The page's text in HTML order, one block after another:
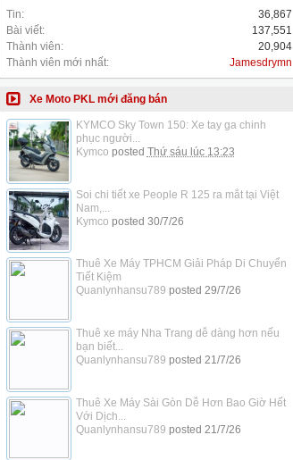
Tin:
36,867
Bài viết:
137,551
Thành viên:
20,904
Thành viên mới nhất:
Jamesdrymn
Xe Moto PKL mới đăng bán
KYMCO Sky Town 150: Xe tay ga chinh
phục người...
Kymco posted Thứ sáu lúc 13:23
Soi chi tiết xe People R 125 ra mắt tại Việt
Nam,...
Kymco posted 30/7/26
Thuê Xe Máy TPHCM Giải Pháp Di Chuyển
Tiết Kiệm
Quanlynhansu789 posted 29/7/26
Thuê xe máy Nha Trang dễ dàng hơn nếu
bạn biết...
Quanlynhansu789 posted 21/7/26
Thuê Xe Máy Sài Gòn Dễ Hơn Bao Giờ Hết
Với Dịch...
Quanlynhansu789 posted 21/7/26